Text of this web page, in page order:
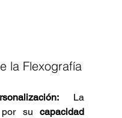
la Flexografía
La
por su capacidad